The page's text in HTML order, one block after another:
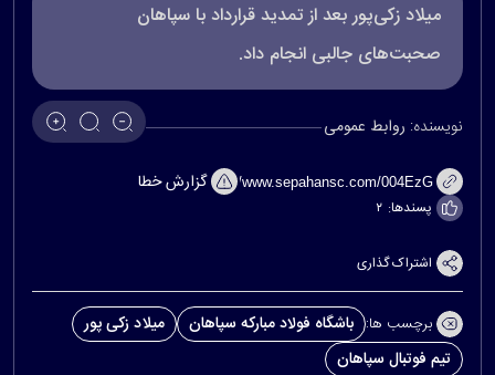
میلاد زکی‌پور بعد از تمدید قرارداد با سپاهان
صحبت‌های جالبی انجام داد.
نویسنده: روابط عمومی
گزارش خطا
پسندها: ۲
اشتراک گذاری
برچسب ها: باشگاه فولاد مبارکه سپاهان
میلاد زکی پور
تیم فوتبال سپاهان